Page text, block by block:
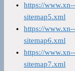
https://
sitemap5.xml
https://
sitemap6.xml
https://
sitemap7.xml